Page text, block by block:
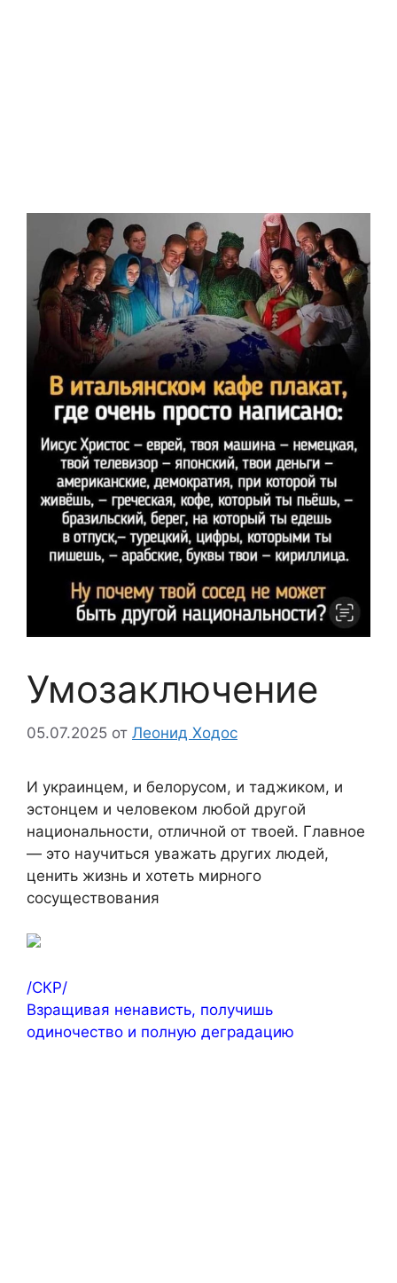
Умозаключение
05.07.2025 от Леонид Ходос
И украинцем, и белорусом, и таджиком, и
эстонцем и человеком любой другой
национальности, отличной от твоей. Главное
— это научиться уважать других людей,
ценить жизнь и хотеть мирного
сосуществования
/СКР/
Взращивая ненависть, получишь
одиночество и полную деградацию